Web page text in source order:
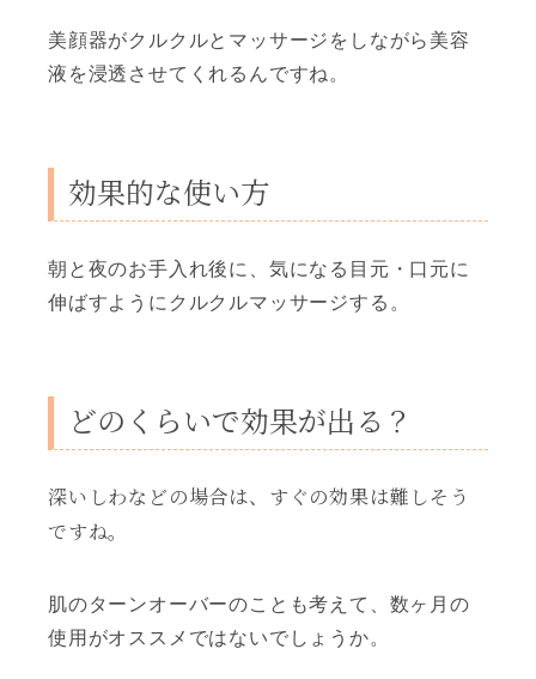
美顔器がクルクルとマッサージをしながら美容
液を浸透させてくれるんですね。
効果的な使い方
朝と夜のお手入れ後に、気になる目元・口元に
伸ばすようにクルクルマッサージする。
どのくらいで効果が出る？
深いしわなどの場合は、すぐの効果は難しそう
ですね。
肌のターンオーバーのことも考えて、数ヶ月の
使用がオススメではないでしょうか。